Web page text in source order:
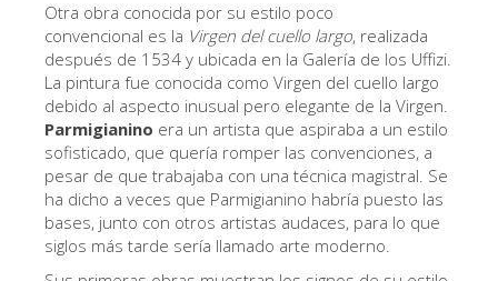
El Taller de las Piedras Duras
Museo Galileo
Jardín de Boboli
La Torre de Arnolfo
Corredor de Vasari
Palazzo Vecchio
Otra obra conocida por su estilo poco
convencional es la Virgen del cuello largo, realizada
después de 1534 y ubicada en la Galería de los Uffizi.
La pintura fue conocida como Virgen del cuello largo
debido al aspecto inusual pero elegante de la Virgen.
Parmigianino era un artista que aspiraba a un estilo
sofisticado, que quería romper las convenciones, a
pesar de que trabajaba con una técnica magistral. Se
ha dicho a veces que Parmigianino habría puesto las
bases, junto con otros artistas audaces, para lo que
siglos más tarde sería llamado arte moderno.